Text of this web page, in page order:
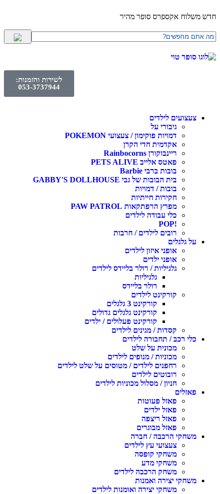
אקספרס סופר מהיר
לשירות והזמנות:
053-3737944
לילדים
גיבורי על
דמויות פוקימון / צעצועי POKEMON
אקדמית חדי הקרן
ריינבוקורן Rainbocorns
פאטס אלייב PETS ALIVE
בובות ברבי Barbie
בית הבובות של גבי GABBY'S DOLLHOUSE
בובות / דמויות
חקירות חייתיות
מפרץ הרפתקאות PAW PATROL
כלי עבודה לילדים
רובים לילדים / חרבות
גלגלים
אופני איזון לילדים
אופני ילדים
גלגיליות / רולר בליידס לילדים
גלגיליות
רולר בליידס
קורקינט לילדים
קורקינט 3 גלגלים
קורקינט גלגלים גדולים
קורקינט פעלולים / ילדים
קסדות / מגינים לילדים
רכב / תחבורה לילדים
מכונית על שלט
מכוניות / מנופים לילדים
רחפנים לילדים / מטוסים על שלט לילדים
רובוטים לילדים
חניון / מסלול מכוניות לילדים
פאזל פעוטות
פאזל ילדים
פאזל ריצפה
פאזל מבוגרים
הרכבה / חברה
צעצועי עץ לילדים
משחקי קופסה
משחקי מדע
משחק הרכבה לילדים
יצירה ואמנות
משחקי יצירה ואומנות לילדים